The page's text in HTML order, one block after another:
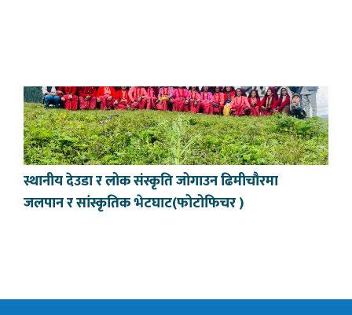
स्थानीय देउडा र लोक संस्कृति जोगाउन ढिमीचौरमा
जलपान र सांस्कृतिक भेटघाट(फोटोफिचर )